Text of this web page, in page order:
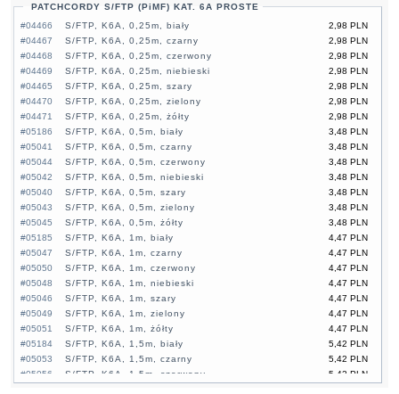
PATCHCORDY S/FTP (PiMF) KAT. 6A PROSTE
#04466
2,98 PLN
S/FTP, K6A, 0,25m, biały
#04467
2,98 PLN
S/FTP, K6A, 0,25m, czarny
#04468
2,98 PLN
S/FTP, K6A, 0,25m, czerwony
#04469
2,98 PLN
S/FTP, K6A, 0,25m, niebieski
#04465
2,98 PLN
S/FTP, K6A, 0,25m, szary
#04470
2,98 PLN
S/FTP, K6A, 0,25m, zielony
#04471
2,98 PLN
S/FTP, K6A, 0,25m, żółty
#05186
3,48 PLN
S/FTP, K6A, 0,5m, biały
#05041
3,48 PLN
S/FTP, K6A, 0,5m, czarny
#05044
3,48 PLN
S/FTP, K6A, 0,5m, czerwony
#05042
3,48 PLN
S/FTP, K6A, 0,5m, niebieski
#05040
3,48 PLN
S/FTP, K6A, 0,5m, szary
#05043
3,48 PLN
S/FTP, K6A, 0,5m, zielony
#05045
3,48 PLN
S/FTP, K6A, 0,5m, żółty
#05185
4,47 PLN
S/FTP, K6A, 1m, biały
#05047
4,47 PLN
S/FTP, K6A, 1m, czarny
#05050
4,47 PLN
S/FTP, K6A, 1m, czerwony
#05048
4,47 PLN
S/FTP, K6A, 1m, niebieski
#05046
4,47 PLN
S/FTP, K6A, 1m, szary
#05049
4,47 PLN
S/FTP, K6A, 1m, zielony
#05051
4,47 PLN
S/FTP, K6A, 1m, żółty
#05184
5,42 PLN
S/FTP, K6A, 1,5m, biały
#05053
5,42 PLN
S/FTP, K6A, 1,5m, czarny
#05056
5,42 PLN
S/FTP, K6A, 1,5m, czerwony